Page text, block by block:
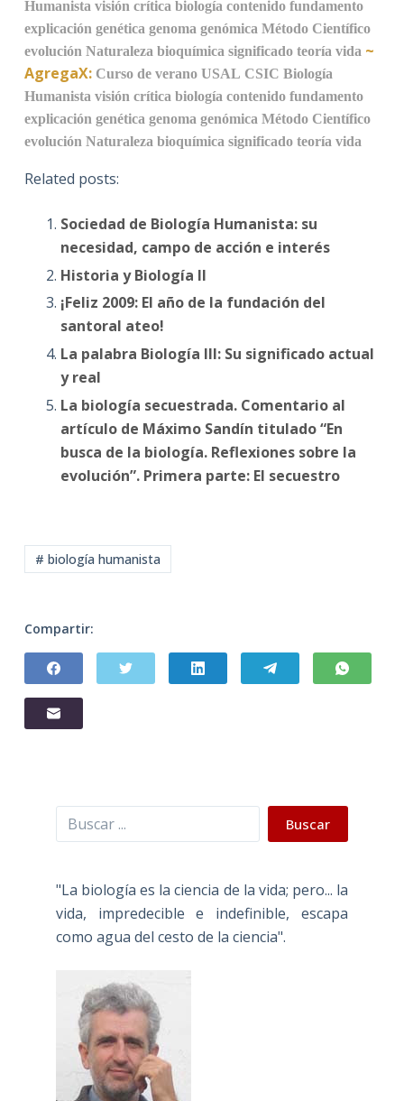
Humanista visión crítica biología contenido fundamento
explicación genética genoma genómica Método Científico
evolución Naturaleza bioquímica significado teoría vida~
AgregaX: Curso de verano USAL CSIC Biología
Humanista visión crítica biología contenido fundamento
explicación genética genoma genómica Método Científico
evolución Naturaleza bioquímica significado teoría vida
Related posts:
Sociedad de Biología Humanista: su
necesidad, campo de acción e interés
Historia y Biología II
¡Feliz 2009: El año de la fundación del
santoral ateo!
La palabra Biología III: Su significado actual
y real
La biología secuestrada. Comentario al
artículo de Máximo Sandín titulado “En
busca de la biología. Reflexiones sobre la
evolución”. Primera parte: El secuestro
# biología humanista
Compartir:
Buscar Buscar
"La biología es la ciencia de la vida; pero... la
vida, impredecible e indefinible, escapa
como agua del cesto de la ciencia".